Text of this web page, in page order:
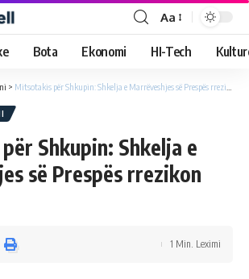
Aa
Bota Ekonomi HI-Tech
> Mitsotakis për Shkupin: Shkelja e Marrëveshjes së Prespës rrezikon sigurinë
Shkupin: Shkelja e
së Prespës rrezikon
1 Min. Leximi